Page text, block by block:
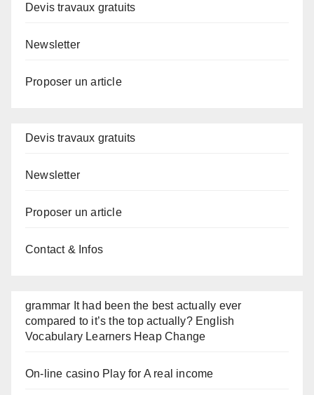
Devis travaux gratuits
Newsletter
Proposer un article
Devis travaux gratuits
Newsletter
Proposer un article
Contact & Infos
grammar It had been the best actually ever
compared to it’s the top actually? English
Vocabulary Learners Heap Change
On-line casino Play for A real income